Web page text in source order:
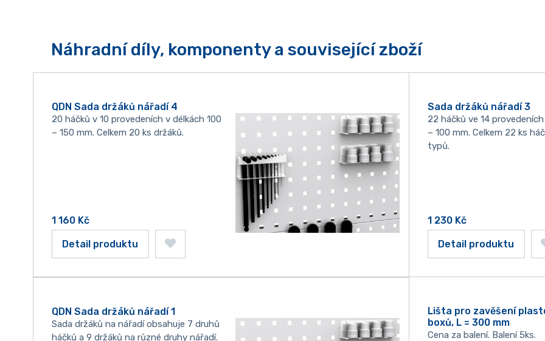
Náhradní díly, komponenty a související zboží
QDN Sada držáků nářadí 4
20 háčků v 10 provedeních v délkách 100
– 150 mm. Celkem 20 ks držáků.
1 160 Kč
Detail produktu
Sada držáků nářadí 3
22 háčků ve 14
– 100 mm. Celkem 22 ks
typů.
1 230 Kč
Detail produktu
QDN Sada držáků nářadí 1
Sada držáků na nářadí obsahuje 7 druhů
háčků a 9 držáků na různé druhy nářadí.
Lišta pro zavěšení
boxů, L = 300 mm
Cena za balení. Balení 5ks.